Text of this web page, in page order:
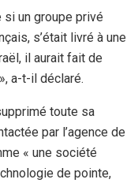
si un groupe privé
s’était livré à une
il aurait fait de
a-t-il déclaré.
toute sa
par l’agence de
« une société
de pointe,